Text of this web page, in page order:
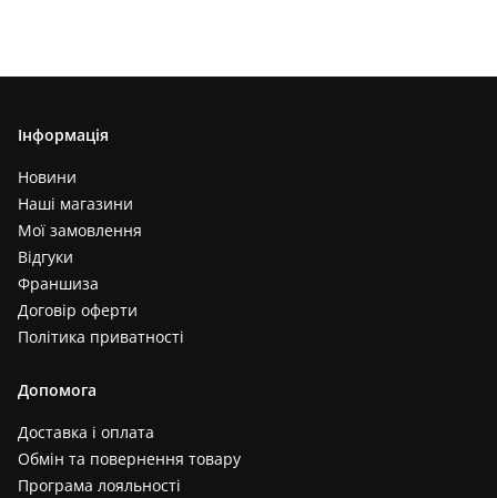
Інформація
Новини
Наші магазини
Мої замовлення
Відгуки
Франшиза
Договір оферти
Політика приватності
Допомога
Доставка і оплата
Обмін та повернення товару
Програма лояльності